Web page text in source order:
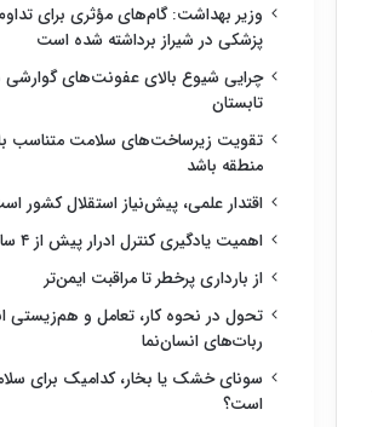
وزیر بهداشت: گام‌های مؤثری برای
پزشکی در شیراز برداشته شده است
چرایی شیوع بالای عفونت‌های
تابستان
تقویت زیرساخت‌های سلامت متناسب با
منطقه باشد
اقتدار علمی، پیش‌نیاز استقلال کشور
اهمیت یادگیری کنترل ادرار پیش از ۴ سالگی
از بارداری پرخطر تا مراقبت ایمن‌تر
تحول در نحوه کار، تعامل و هم‌زیستی
ربات‌های انسان‌نما
سونای خشک یا بخار، کدامیک برای
است؟